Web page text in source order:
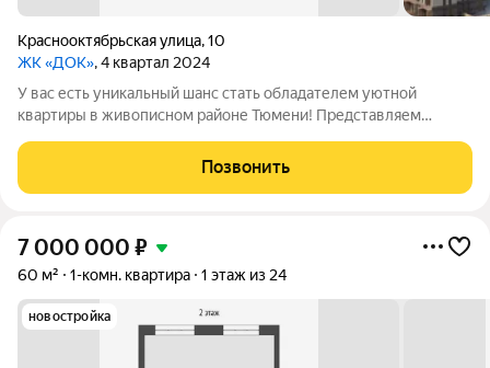
Краснооктябрьская улица,10
ЖК «ДОК», 4 квартал 2024
У вас есть уникальный шанс стать обладателем уютной
квартиры в живописном районе Тюмени! Представляем
балконом 5,6 кв.м на 7 этаже с улучшенной черновой
отделкой. Балкон с панорамными окнами
Позвонить
7 000 000 ₽
60 м² 1-комн. квартира 1 этаж из 24
новостройка